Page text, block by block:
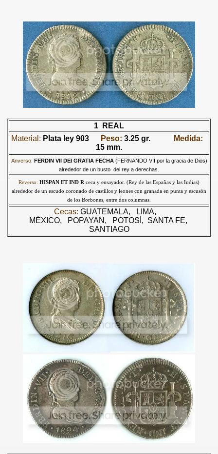
1 REAL
Material: Plata ley 903 Peso: 3.25 gr.
Medida:
15 mm.
Anverso: FERDIN VII DEI GRATIA FECHA(FERNANDO VII por la gracia de Dios)
alrededor de un busto del rey a derechas.
Reverso: HISPAN ET IND R ceca y ensayador. (Rey de las Españas y las Indias)
alrededor de un escudo coronado de castillos y leones con granada en punta y escusón
de los Borbones, entre dos columnas.
Cecas: GUATEMALA,
LIMA,
MÉXICO,
POPAYAN, POTOSÍ, SANTA FE,
SANTIAGO
NATURALES DEL PERU
AMENAZADA DEL PERÚ
EL PROCESO DE INDEPENDENCIA DEL PERÚ
DE LA REPÚBLICA - BICENTENARIO 1821-2021